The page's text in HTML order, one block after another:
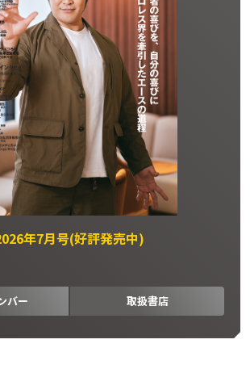
年7月号(好評発売中)
バー 取扱書店